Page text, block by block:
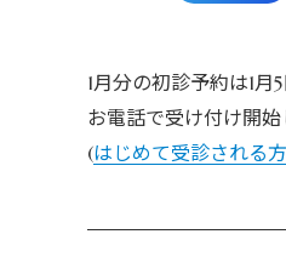
1月分の初診予約は1月
お電話で受け付け開始
(はじめて受診される